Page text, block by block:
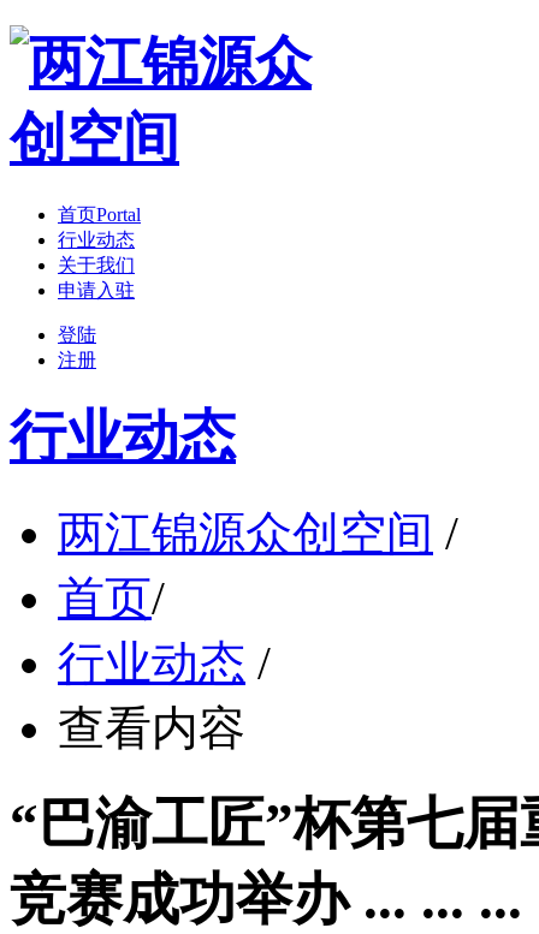
首页Portal
行业动态
关于我们
申请入驻
登陆
注册
行业动态
两江锦源众创空间 /
首页/
行业动态 /
查看内容
“巴渝工匠”杯第七
竞赛成功举办 ... ... ...